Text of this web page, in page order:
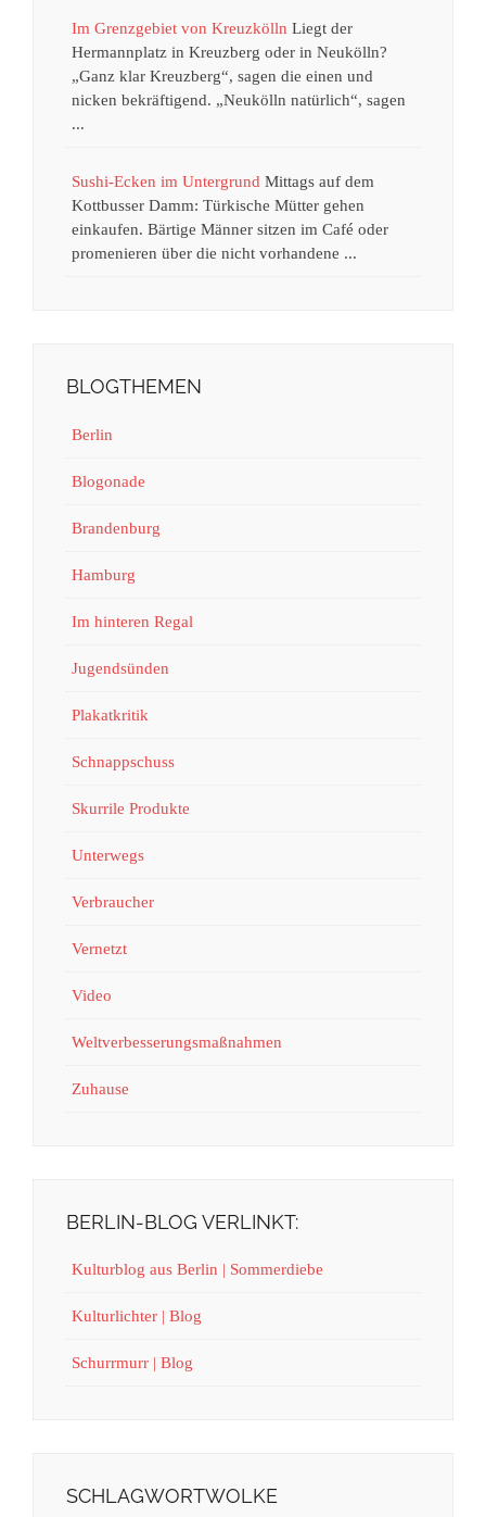
Im Grenzgebiet von Kreuzkölln Liegt der
Hermannplatz in Kreuzberg oder in Neukölln?
„Ganz klar Kreuzberg“, sagen die einen und
nicken bekräftigend. „Neukölln natürlich“, sagen
...
Sushi-Ecken im Untergrund Mittags auf dem
Kottbusser Damm: Türkische Mütter gehen
einkaufen. Bärtige Männer sitzen im Café oder
promenieren über die nicht vorhandene ...
BLOGTHEMEN
Berlin
Blogonade
Brandenburg
Hamburg
Im hinteren Regal
Jugendsünden
Plakatkritik
Schnappschuss
Skurrile Produkte
Unterwegs
Verbraucher
Vernetzt
Video
Weltverbesserungsmaßnahmen
Zuhause
BERLIN-BLOG VERLINKT:
Kulturblog aus Berlin | Sommerdiebe
Kulturlichter | Blog
Schurrmurr | Blog
SCHLAGWORTWOLKE